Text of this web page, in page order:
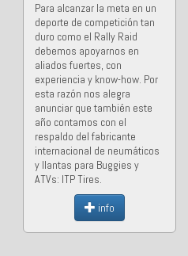
Para alcanzar la meta en un
deporte de competición tan
duro como el Rally Raid
debemos apoyarnos en
aliados fuertes, con
experiencia y know-how. Por
esta razón nos alegra
anunciar que también este
año contamos con el
respaldo del fabricante
internacional de neumáticos
y llantas para Buggies y
ATVs: ITP Tires.
info